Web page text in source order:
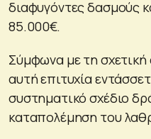
διαφυγόντες δασμούς
85.000€.
Σύμφωνα με τη
αυτή επιτυχία
συστηματικό σχέδιο
καταπολέμηση του